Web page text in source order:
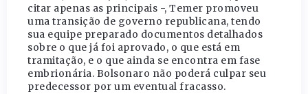
citar apenas as principais -, Temer promoveu
uma transição de governo republicana, tendo
sua equipe preparado documentos detalhados
sobre o que já foi aprovado, o que está em
tramitação, e o que ainda se encontra em fase
embrionária. Bolsonaro não poderá culpar seu
predecessor por um eventual fracasso.